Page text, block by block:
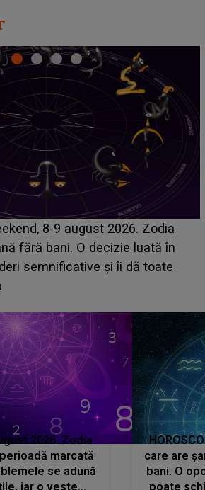
DETALIU ASCUNS până
concurentul din Casa Iubirii
NEAȘTEPTATĂ despre mama
față, eu nu te iubesc pentru
2026. Zodia
marcată
se adună
iar o veste
care are
bani. O
poate